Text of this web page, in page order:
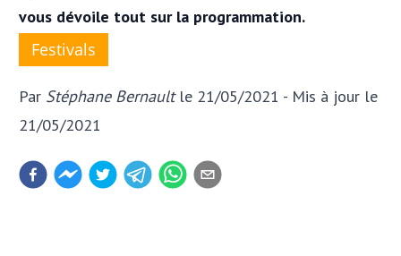
vous dévoile tout sur la programmation.
Festivals
Par Stéphane Bernault le 21/05/2021 - Mis à jour le
21/05/2021